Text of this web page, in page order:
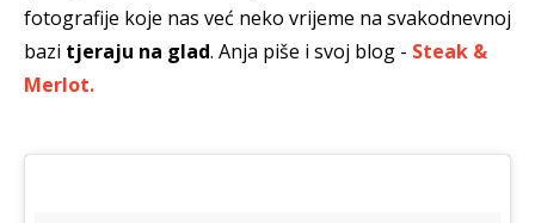
fotografije koje nas već neko vrijeme na svakodnevnoj
bazi tjeraju na glad. Anja piše i svoj blog - Steak &
Merlot.